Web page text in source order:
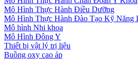
Mô Hình Thực Hành Điều Dưỡng
Mô Hình Thực Hành Đào Tạo Kỹ Năng
Mô hình Nhi khoa
Mô Hình Đông Y
Thiết bị vật lý trị liệu
Buồng oxy cao áp